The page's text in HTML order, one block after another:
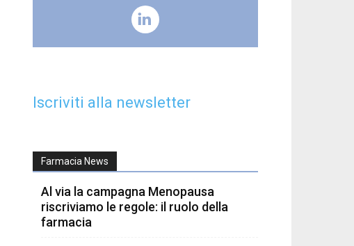
Iscriviti alla newsletter
Farmacia News
Al via la campagna Menopausa
riscriviamo le regole: il ruolo della
farmacia